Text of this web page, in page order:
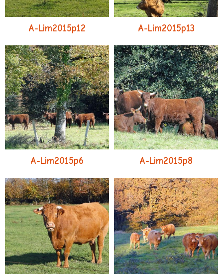
A-Lim2015p12 A-Lim2015p13
A-Lim2015p6 A-Lim2015p8